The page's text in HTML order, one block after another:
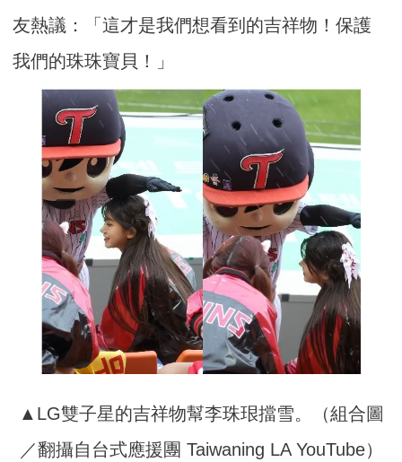
友熱議：「這才是我們想看到的吉祥物！保護
我們的珠珠寶貝！」
▲LG雙子星的吉祥物幫李珠珢擋雪。（組合圖
／翻攝自台式應援團 Taiwaning LA YouTube）